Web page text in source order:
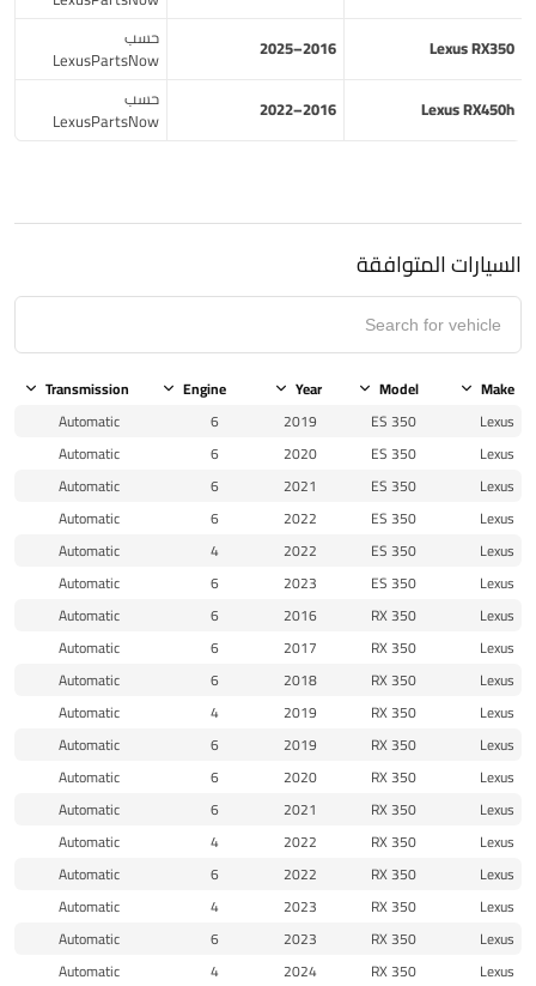
Lexus RX350
2016–2025 حسب
LexusPartsNow
Lexus RX450h
2016–2022 حسب
LexusPartsNow
السيارات المتوافقة
Make
Model
Year
Engine
Transmission
Lexus
ES 350
2019
6
Automatic
Lexus
ES 350
2020
6
Automatic
Lexus
ES 350
2021
6
Automatic
Lexus
ES 350
2022
6
Automatic
Lexus
ES 350
2022
4
Automatic
Lexus
ES 350
2023
6
Automatic
Lexus
RX 350
2016
6
Automatic
Lexus
RX 350
2017
6
Automatic
Lexus
RX 350
2018
6
Automatic
Lexus
RX 350
2019
4
Automatic
Lexus
RX 350
2019
6
Automatic
Lexus
RX 350
2020
6
Automatic
Lexus
RX 350
2021
6
Automatic
Lexus
RX 350
2022
4
Automatic
Lexus
RX 350
2022
6
Automatic
Lexus
RX 350
2023
4
Automatic
Lexus
RX 350
2023
6
Automatic
Lexus
RX 350
2024
4
Automatic